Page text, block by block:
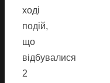
ході
подій,
що
відбувалися
2